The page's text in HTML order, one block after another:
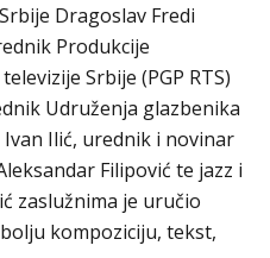
Dragoslav Fredi
Produkcije
Srbije (PGP RTS)
Udruženja glazbenika
Ilić, urednik i novinar
Filipović te jazz i
zaslužnima je uručio
kompoziciju, tekst,